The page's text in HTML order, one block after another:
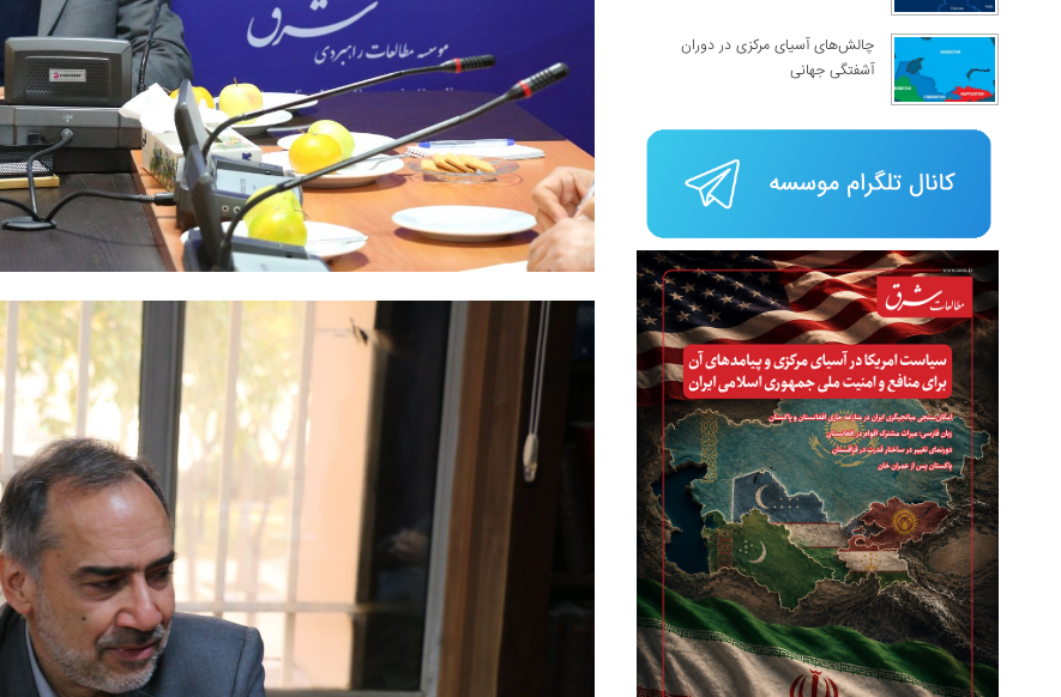
چالش‌های آسیای مرکزی در دوران
آشفتگی جهانی